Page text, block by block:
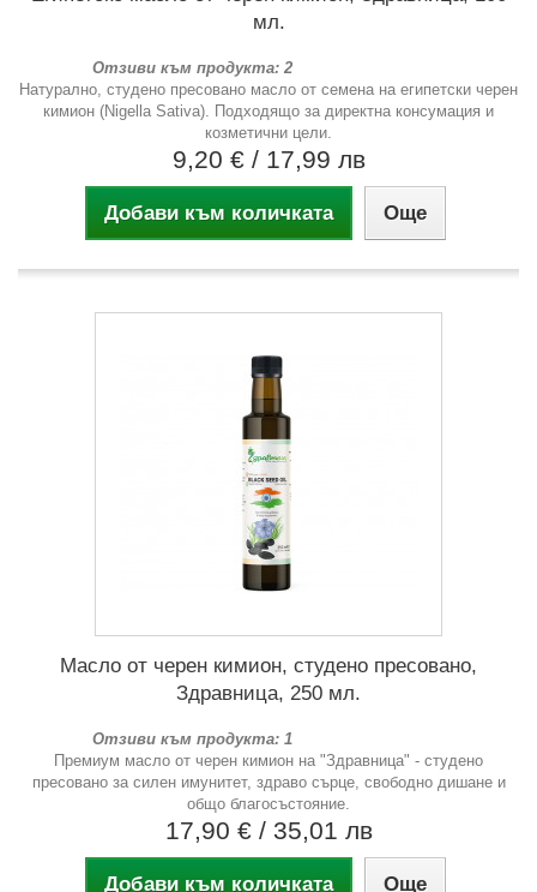
мл.
Отзиви към продукта: 2
Натурално, студено пресовано масло от семена на египетски черен
кимион (Nigella Sativa). Подходящо за директна консумация и
козметични цели.
9,20 € / 17,99 лв
Добави към количката Още
Масло от черен кимион, студено пресовано,
Здравница, 250 мл.
Отзиви към продукта: 1
Премиум масло от черен кимион на "Здравница" - студено
пресовано за силен имунитет, здраво сърце, свободно дишане и
общо благосъстояние.
17,90 € / 35,01 лв
Добави към количката Още